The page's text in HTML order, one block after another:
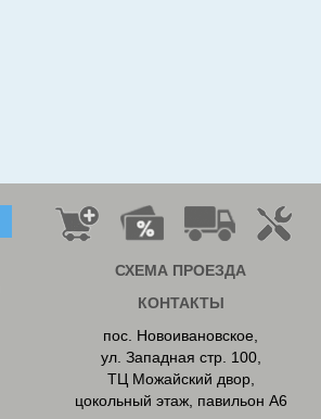
СХЕМА ПРОЕЗДА
КОНТАКТЫ
пос. Новоивановское
ул. Западная стр. 100,
ТЦ Можайский двор,
цокольный этаж, павильон А6